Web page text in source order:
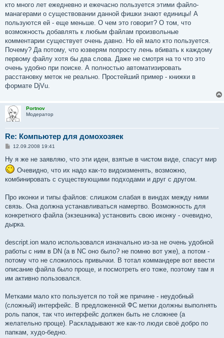
кто много лет ежедневно и ежечасно пользуется этими файло-
манагерами о существовании данной фишки знают единицы! А
пользуются ей - еще меньше. О чем это говорит? О том, что
возможность добавлять к любым файлам произвольные
комментарии существует очень давно. Но ей мало кто пользуется.
Почему? Да потому, что юзверям попросту лень вбивать к каждому
первому файлу хотя бы два слова. Даже не смотря на то что это
очень удобно при поиске. А полностью автоматизировать
расстановку меток не реально. Простейший пример - книжки в
формате DjVu.
Portnov
Модератор
Re: Компьютер для домохозяек
С
о
б
щ
н
12.09.2008 19:41
Ну я же не заявляю, что эти идеи, взятые в чистом виде, спасут мир
Очевидно, что их надо как-то видоизменять, возможно,
комбинировать с существующими подходами и друг с другом.
Про иконки и типы файлов: слишком слабая в виндах между ними
связь. Она должна устанавливаться намертво. Возможность для
конкретного файла (экзешника) установить свою иконку - очевидно,
дырка.
descript.ion мало использовался изначально из-за не очень удобной
работы с ним в DN (а в NC оно было? не помню вот уже), а потом -
потому что не сложилось привычки. В тотал коммандере вот ввести
описание файла было проще, и посмотреть его тоже, поэтому там я
им активно пользовался.
Метками мало кто пользуется по той же причине - неудобный
(сложный) интерфейс. В предложенной ФС метки должны выполнять
роль папок, так что интерфейс должен быть не сложнее (а
желательно проще). Раскладывают же как-то люди своё добро по
папкам, худо-бедно.